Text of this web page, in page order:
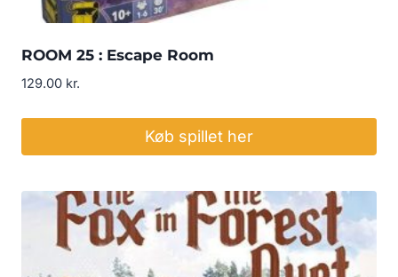
ROOM 25 : Escape Room
129.00 kr.
Køb spillet her